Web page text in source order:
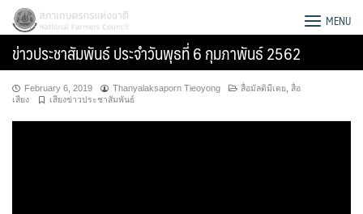
Skip
content
สภาเกษตรกรแห่งชาติ MENU
ข่าวประชาสัมพันธ์ ประจำวันพุธที่ 6 กุมภาพันธ์ 2562
February 6, 2019 Thanyalaksaporn Tieoyong สื่อมัลติมีเดย สื่อ
เสียง
เสียงข่าวประชาสัมพันธ์